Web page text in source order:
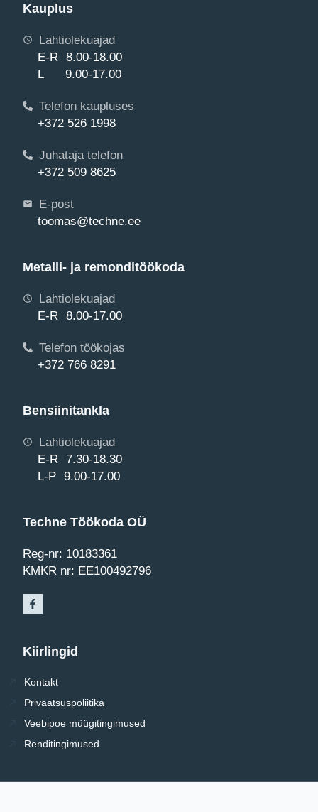
Kauplus
Lahtiolekuajad
E-R 8.00-18.00
L 9.00-17.00
Telefon kaupluses
+372 526 1998
Juhataja telefon
+372 509 8625
E-post
toomas@techne.ee
Metalli- ja remonditöökoda
Lahtiolekuajad
E-R 8.00-17.00
Telefon töökojas
+372 766 8291
Bensiinitankla
Lahtiolekuajad
E-R 7.30-18.30
L-P 9.00-17.00
Techne Töökoda OÜ
Reg-nr: 10183361
KMKR nr: EE100492796
Kiirlingid
Kontakt
Privaatsuspoliitika
Veebipoe müügitingimused
Renditingimused